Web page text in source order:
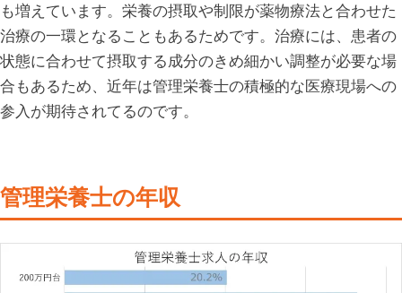
も増えています。栄養の摂取や制限が薬物療法と合わせた
治療の一環となることもあるためです。治療には、患者の
状態に合わせて摂取する成分のきめ細かい調整が必要な場
合もあるため、近年は管理栄養士の積極的な医療現場への
参入が期待されてるのです。
管理栄養士の年収